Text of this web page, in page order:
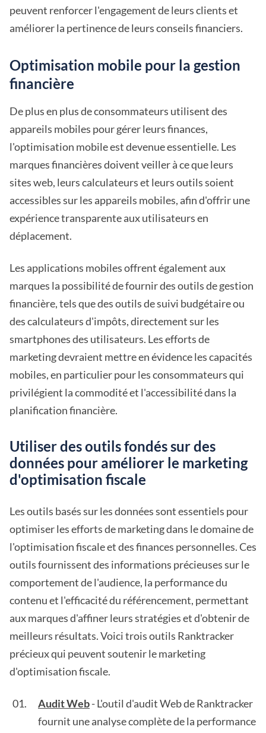
peuvent renforcer l'engagement de leurs clients et
améliorer la pertinence de leurs conseils financiers.
Optimisation mobile pour la gestion
financière
De plus en plus de consommateurs utilisent des
appareils mobiles pour gérer leurs finances,
l'optimisation mobile est devenue essentielle. Les
marques financières doivent veiller à ce que leurs
sites web, leurs calculateurs et leurs outils soient
accessibles sur les appareils mobiles, afin d'offrir une
expérience transparente aux utilisateurs en
déplacement.
Les applications mobiles offrent également aux
marques la possibilité de fournir des outils de gestion
financière, tels que des outils de suivi budgétaire ou
des calculateurs d'impôts, directement sur les
smartphones des utilisateurs. Les efforts de
marketing devraient mettre en évidence les capacités
mobiles, en particulier pour les consommateurs qui
privilégient la commodité et l'accessibilité dans la
planification financière.
Utiliser des outils fondés sur des
données pour améliorer le marketing
d'optimisation fiscale
Les outils basés sur les données sont essentiels pour
optimiser les efforts de marketing dans le domaine de
l'optimisation fiscale et des finances personnelles. Ces
outils fournissent des informations précieuses sur le
comportement de l'audience, la performance du
contenu et l'efficacité du référencement, permettant
aux marques d'affiner leurs stratégies et d'obtenir de
meilleurs résultats. Voici trois outils Ranktracker
précieux qui peuvent soutenir le marketing
d'optimisation fiscale.
Audit Web- L'outil d'audit Web de Ranktracker
fournit une analyse complète de la performance